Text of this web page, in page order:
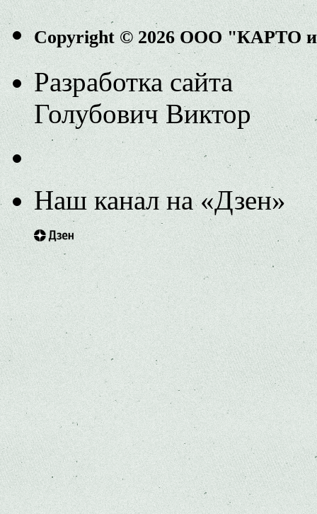
Copyright © 2026 ООО "КАРТО
Разработка сайта
Голубович Виктор
Наш канал на «Дзен»